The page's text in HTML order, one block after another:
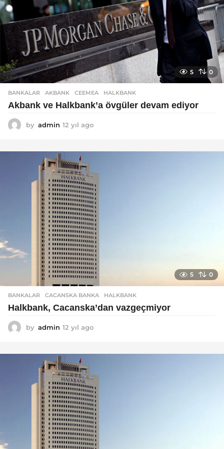
5 0
BANKALAR AKBANK ,CEEMEA ,HALKBANK
Akbank ve Halkbank’a övgüler devam ediyor
by admin 12 yıl ago
ı
a
o
5 0
BANKALAR CACANSKA BANKA ,HALKBANK
Halkbank, Cacanska’dan vazgeçmiyor
by admin 12 yıl ago
ı
a
o